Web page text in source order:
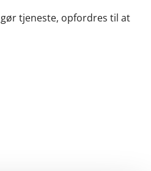
tjeneste, opfordres til at